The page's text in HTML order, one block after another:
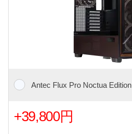
Antec Flux Pro Noctua Edition
+39,800円